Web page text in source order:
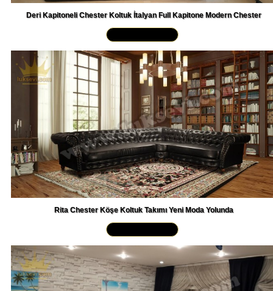
Deri Kapitoneli Chester Koltuk İtalyan Full Kapitone Modern Chester
Rita Chester Köşe Koltuk Takımı Yeni Moda Yolunda